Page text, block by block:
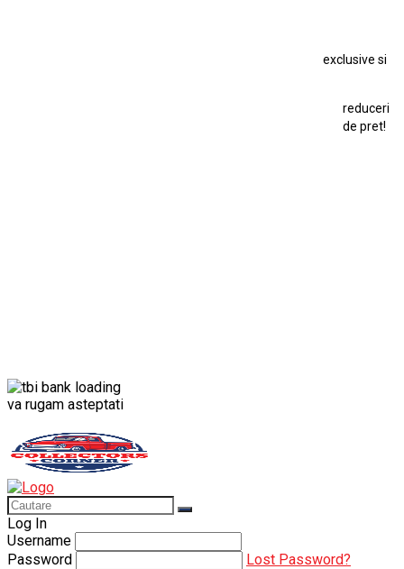
exclusive si
reduceri
de pret!
va rugam asteptati
Log In
Username
Password
Lost Password?